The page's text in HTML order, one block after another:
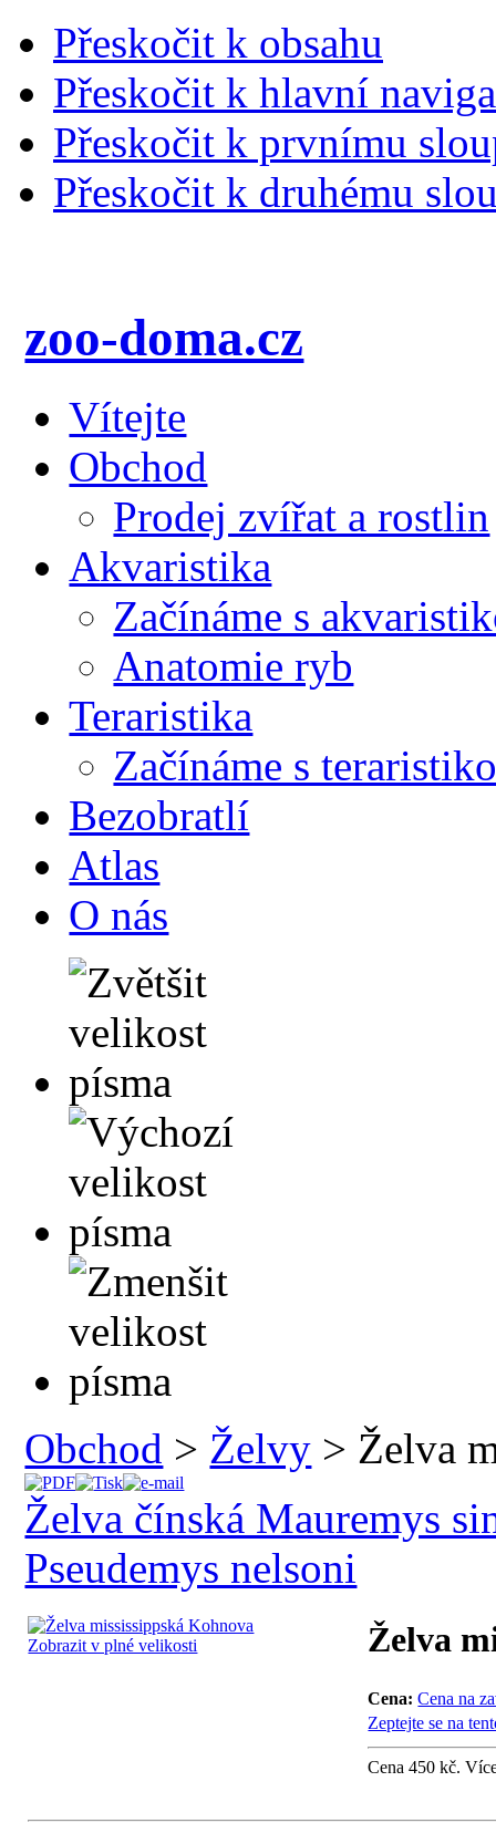
Přeskočit k obsahu
Přeskočit k hlavní
Přeskočit k prvnímu
Přeskočit k druhému
zoo-doma.cz
Vítejte
Obchod
Prodej zvířat a rostlin
Akvaristika
Začínáme s
Anatomie ryb
Teraristika
Začínáme s
Bezobratlí
Atlas
O nás
Obchod > Želvy > Želva
Želva čínská Mauremys
Pseudemys nelsoni
Zobrazit v plné velikosti Želva
Cena:Cena na
Zeptejte se na
Cena 450 kč.